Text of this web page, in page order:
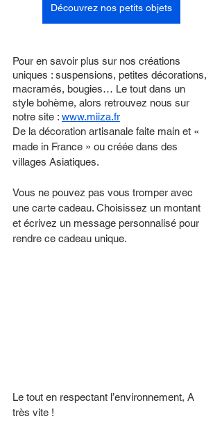
Découvrez nos petits objets
Pour en savoir plus sur nos créations
uniques : suspensions, petites décorations,
macramés, bougies… Le tout dans un
style bohème, alors retrouvez nous sur
notre site : www.miiza.fr
De la décoration artisanale faite main et «
made in France » ou créée dans des
villages Asiatiques.
Vous ne pouvez pas vous tromper avec
une carte cadeau. Choisissez un montant
et écrivez un message personnalisé pour
rendre ce cadeau unique.
Le tout en respectant l’environnement, A
très vite !